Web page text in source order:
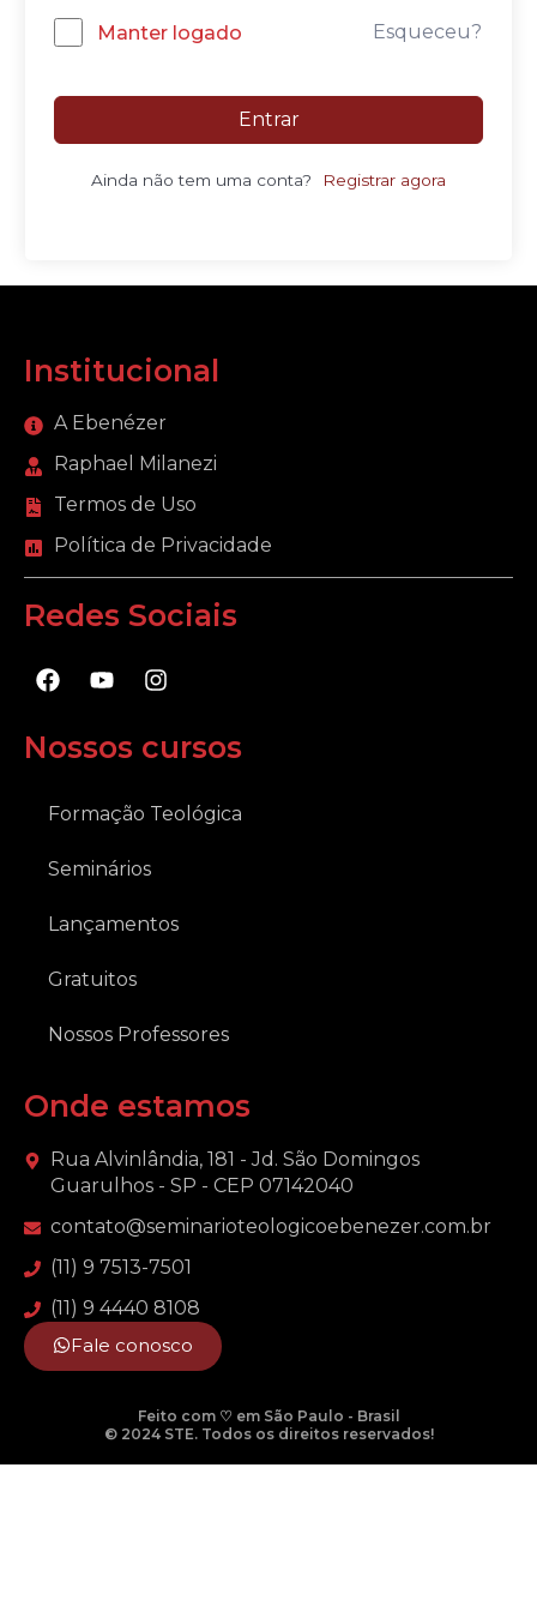
Manter logado Esqueceu?
Entrar
Ainda não tem uma conta? Registrar agora
Institucional
A Ebenézer
Raphael Milanezi
Termos de Uso
Política de Privacidade
Redes Sociais
F
a
e
b
o
Y
o
t
u
e
I
n
t
a
r
Nossos cursos
Formação Teológica
Seminários
Lançamentos
Gratuitos
Nossos Professores
Onde estamos
Rua Alvinlândia, 181 - Jd. São Domingos
Guarulhos - SP - CEP 07142040
contato@seminarioteologicoebenezer.com.br
(11) 9 7513-7501
(11) 9 4440 8108
Fale conosco
Feito com ♡ em São Paulo - Brasil
© 2024 STE. Todos os direitos reservados!